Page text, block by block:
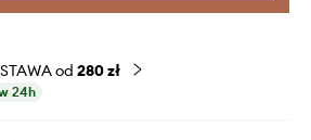
od 280 zł
24h